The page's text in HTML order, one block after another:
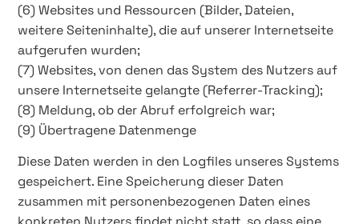
(6) Websites und Ressourcen (Bilder, Dateien,
weitere Seiteninhalte), die auf unserer Internetseite
aufgerufen wurden;
(7) Websites, von denen das System des Nutzers auf
unsere Internetseite gelangte (Referrer-Tracking);
(8) Meldung, ob der Abruf erfolgreich war;
(9) Übertragene Datenmenge
Diese Daten werden in den Logfiles unseres Systems
gespeichert. Eine Speicherung dieser Daten
zusammen mit personenbezogenen Daten eines